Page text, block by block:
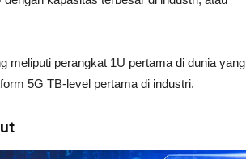
meliputi perangkat 1U pertama di dunia yang
5G TB-level pertama di industri.